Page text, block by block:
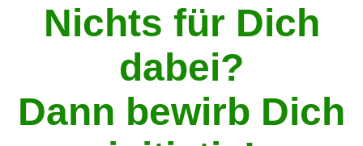
Nichts für Dich
dabei?
Dann bewirb Dich